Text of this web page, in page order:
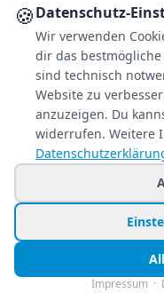
SERVICE
Über uns
Buchungsinformationen
Bestpreis-Garantie
Kostenloser Rückruf
Allgemeine Anfragen
© 2026 www.holiday-
🍪Datenschutz-
Wir verwenden
dir das
sind technisch
Website zu
anzuzeigen. Du
widerrufen. Weitere
Impressum·